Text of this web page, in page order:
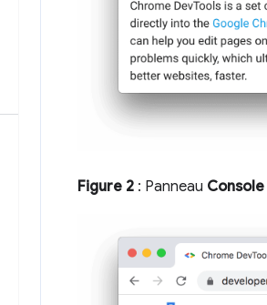
Figure 2 : Panneau Console